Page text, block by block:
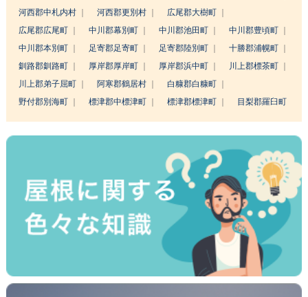
河西郡中札内村
河西郡更別村
広尾郡大樹町
広尾郡広尾町
中川郡幕別町 中川郡池田町
中川郡豊頃町
中川郡本別町
足寄郡足寄町 足寄郡陸別町
十勝郡浦幌町
釧路郡釧路町
厚岸郡厚岸町 厚岸郡浜中町
川上郡標茶町
川上郡弟子屈町
阿寒郡鶴居村
白糠郡白糠町
野付郡別海町
標津郡中標津町 標津郡標津町 目梨郡羅臼町